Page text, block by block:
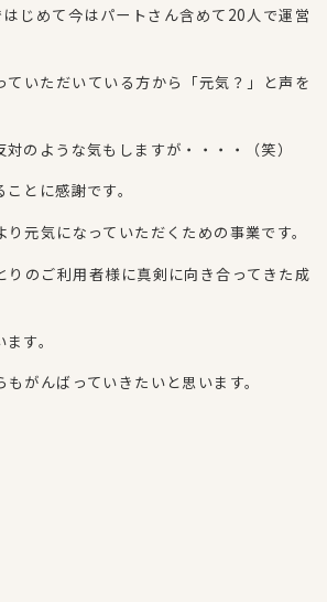
じめて今はパートさん含めて20人で運営
ていただいている方から「元気？」と声を
のような気もしますが・・・・（笑）
とに感謝です。
元気になっていただくための事業です。
りのご利用者様に真剣に向き合ってきた成
す。
がんばっていきたいと思います。